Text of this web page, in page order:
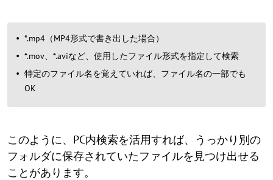
*.mp4（MP4形式で書き出した場合）
*.mov、*.aviなど、使用したファイル形式を指定して検索
特定のファイル名を覚えていれば、ファイル名の一部でも
OK
このように、PC内検索を活用すれば、うっかり別の
フォルダに保存されていたファイルを見つけ出せる
ことがあります。